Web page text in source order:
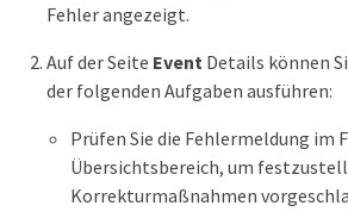
Fehler angezeigt.
Auf der Seite EventDetails können
der folgenden Aufgaben ausführen:
Prüfen Sie die Fehlermeldung im
Übersichtsbereich, um
Korrekturmaßnahmen